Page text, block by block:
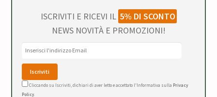
ISCRIVITI E RICEVI IL 5% DI SCONTO
NEWS NOVITÀ E PROMOZIONI!
Cliccando su Iscriviti, dichiari di aver letto e accettato l'Informativa sulla Privacy
Policy.